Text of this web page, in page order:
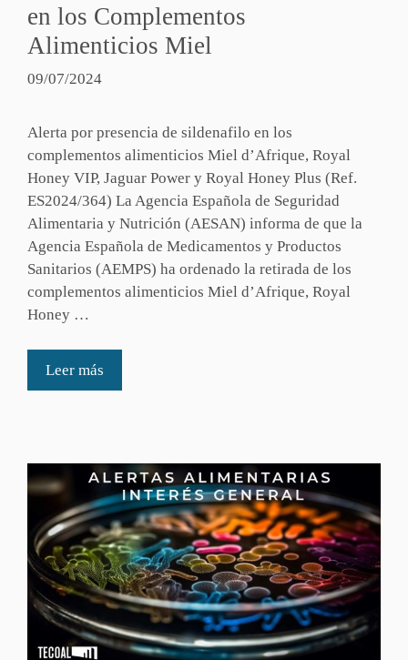
en los Complementos
Alimenticios Miel
09/07/2024
Alerta por presencia de sildenafilo en los
complementos alimenticios Miel d’Afrique, Royal
Honey VIP, Jaguar Power y Royal Honey Plus (Ref.
ES2024/364) La Agencia Española de Seguridad
Alimentaria y Nutrición (AESAN) informa de que la
Agencia Española de Medicamentos y Productos
Sanitarios (AEMPS) ha ordenado la retirada de los
complementos alimenticios Miel d’Afrique, Royal
Honey …
Leer más